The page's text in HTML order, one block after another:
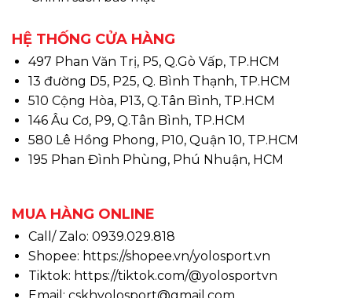
HỆ THỐNG CỬA HÀNG
497 Phan Văn Trị, P5, Q.Gò Vấp, TP.HCM
13 đường D5, P25, Q. Bình Thạnh, TP.HCM
510 Cộng Hòa, P13, Q.Tân Bình, TP.HCM
146 Âu Cơ, P9, Q.Tân Bình, TP.HCM
580 Lê Hồng Phong, P10, Quận 10, TP.HCM
195 Phan Đình Phùng, Phú Nhuận, HCM
MUA HÀNG ONLINE
Call/ Zalo: 0939.029.818
Shopee: https://shopee.vn/yolosport.vn
Tiktok: https://tiktok.com/@yolosportvn
Email: cskhyolosport@gmail.com